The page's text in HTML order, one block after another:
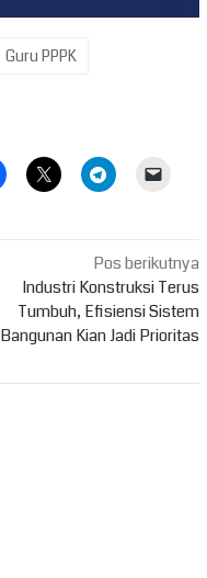
Guru PPPK
Pos berikutnya
Industri Konstruksi Terus
Tumbuh, Efisiensi Sistem
Bangunan Kian Jadi Prioritas